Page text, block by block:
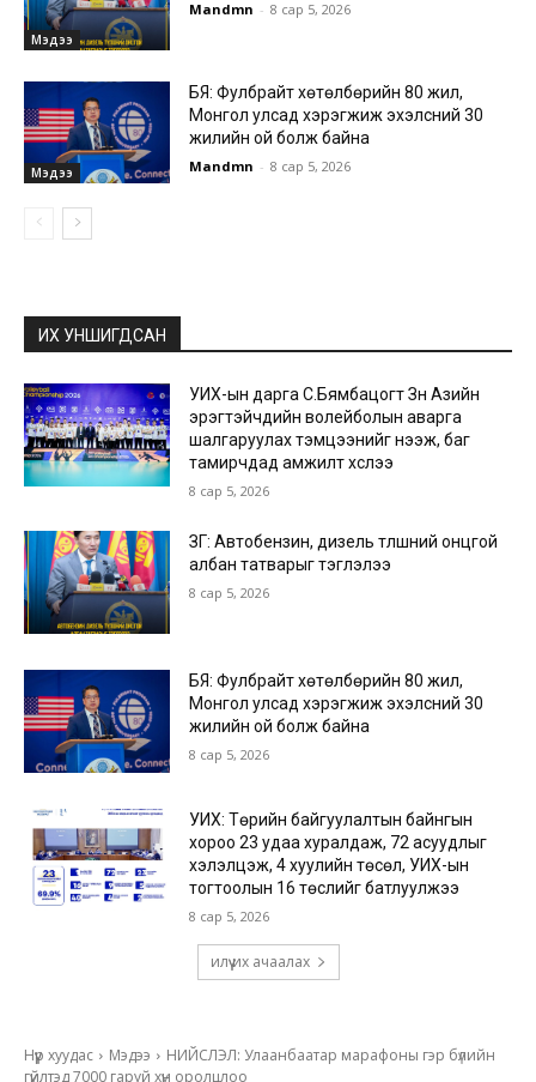
Мэдээ
Mandmn - 8 сар 5, 2026
Мэдээ
БЯ: Фулбрайт хөтөлбөрийн 80 жил,
Монгол улсад хэрэгжиж эхэлсний 30
жилийн ой болж байна
Mandmn - 8 сар 5, 2026
ИХ УНШИГДСАН
УИХ-ын дарга С.Бямбацогт Зүүн Азийн
эрэгтэйчүүдийн волейболын аварга
шалгаруулах тэмцээнийг нээж, баг
тамирчдад амжилт хүслээ
8 сар 5, 2026
ЗГ: Автобензин, дизель түлшний онцгой
албан татварыг тэглэлээ
8 сар 5, 2026
БЯ: Фулбрайт хөтөлбөрийн 80 жил,
Монгол улсад хэрэгжиж эхэлсний 30
жилийн ой болж байна
8 сар 5, 2026
УИХ: Төрийн байгуулалтын байнгын
хороо 23 удаа хуралдаж, 72 асуудлыг
хэлэлцэж, 4 хуулийн төсөл, УИХ-ын
тогтоолын 16 төслийг батлуулжээ
8 сар 5, 2026
илүү их ачаалах